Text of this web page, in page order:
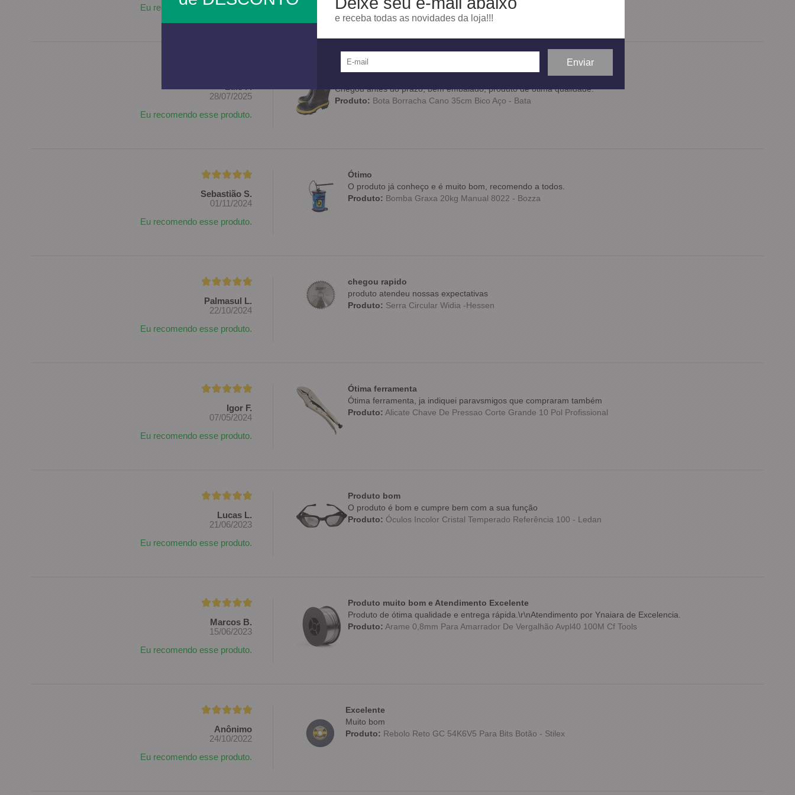
e receba todas as novidades da loja!!!
Eu recomendo esse produto.
28/07/2025
Eu recomendo esse produto.
Muito bom!!! Atendeu minhas expectativas!
Chegou antes do prazo, bem embalado, produto de ótima qualidade.
Produto:Bota Borracha Cano 35cm Bico Aço - Bata
Sebastião S.
01/11/2024
Eu recomendo esse produto.
Ótimo
O produto já conheço e é muito bom, recomendo a todos.
Produto:Bomba Graxa 20kg Manual 8022 - Bozza
Palmasul L.
22/10/2024
Eu recomendo esse produto.
chegou rapido
produto atendeu nossas expectativas
Produto:Serra Circular Widia -Hessen
Igor F.
07/05/2024
Eu recomendo esse produto.
Ótima ferramenta
Ótima ferramenta, ja indiquei paravsmigos que compraram também
Produto:Alicate Chave De Pressao Corte Grande 10 Pol Profissional
Lucas L.
21/06/2023
Eu recomendo esse produto.
Produto bom
O produto é bom e cumpre bem com a sua função
Produto:Óculos Incolor Cristal Temperado Referência 100 - Ledan
Marcos B.
15/06/2023
Eu recomendo esse produto.
Produto muito bom e Atendimento Excelente
Produto de ótima qualidade e entrega rápida.\r\nAtendimento por Ynaiara de Excelencia.
Produto:Arame 0,8mm Para Amarrador De Vergalhão Avpl40 100M Cf Tools
Anônimo
24/10/2022
Eu recomendo esse produto.
Excelente
Muito bom
Produto:Rebolo Reto GC 54K6V5 Para Bits Botão - Stilex